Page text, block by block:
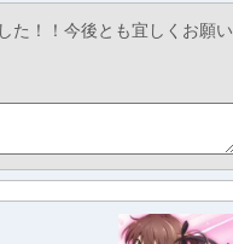
た！！今後とも宜しくお願い